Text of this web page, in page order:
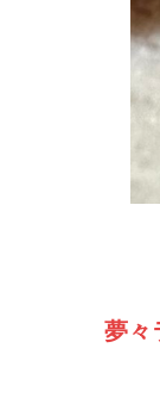
夢々